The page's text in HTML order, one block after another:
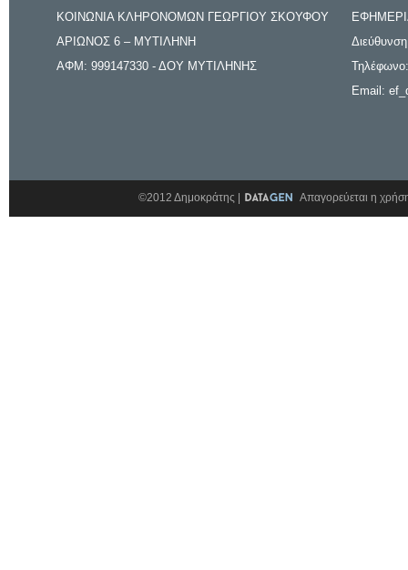
ΚΟΙΝΩΝΙΑ ΚΛΗΡΟΝΟΜΩΝ ΓΕΩΡΓΙΟΥ ΣΚΟΥΦΟΥ
ΑΡΙΩΝΟΣ 6 – ΜΥΤΙΛΗΝΗ
ΑΦΜ: 999147330 - ΔΟΥ ΜΥΤΙΛΗΝΗΣ
Email:
©2012 Δημοκράτης | Απαγορεύεται η